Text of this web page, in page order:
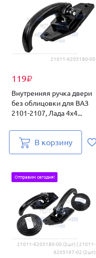
21011-6205180-00
119₽
Внутренняя ручка двери
без облицовки для ВАЗ
2101-2107, Лада 4х4...
В корзину
21011-6205180-00 (2шт) | 21011-
6205197-02 (2шт)
Отправим сегодня!